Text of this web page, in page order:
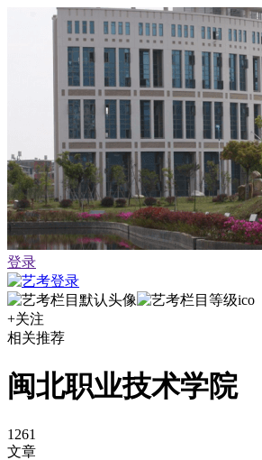
登录
+关注
相关推荐
闽北职业技术学院
1261
文章